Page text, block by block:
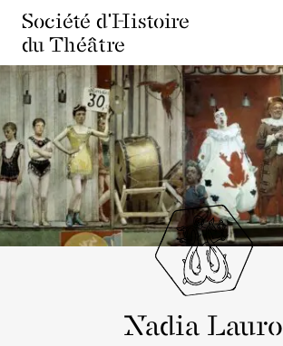
Société d'Histoire
du Théâtre
Nadia Lauro